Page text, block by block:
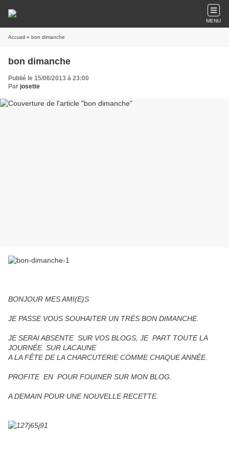
MENU
Accueil » bon dimanche
bon dimanche
Publié le 15/06/2013 à 23:00
Par josette
BONJOUR MES AMI(E)S
JE PASSE VOUS SOUHAITER UN TRÈS BON DIMANCHE.
JE SERAI ABSENTE SUR VOS BLOGS, JE PART TOUTE LA
JOURNÉE SUR LACAUNE
A LA FÊTE DE LA CHARCUTERIE COMME CHAQUE ANNÉE.
PROFITE EN POUR FOUINER SUR MON BLOG.
A DEMAIN POUR UNE NOUVELLE RECETTE.